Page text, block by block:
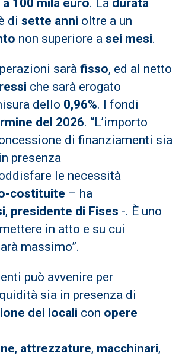
100 mila euro. La durata
di sette anni oltre a un
non superiore a sei mesi.
sarà fisso, ed al netto
che sarà erogato
dello 0,96%. I fondi
del 2026. “L’importo
di finanziamenti sia
presenza
le necessità
costituite – ha
, presidente di Fises -. È uno
in atto e su cui
massimo”.
può avvenire per
sia in presenza di
dei locali con opere
, attrezzature, macchinari,